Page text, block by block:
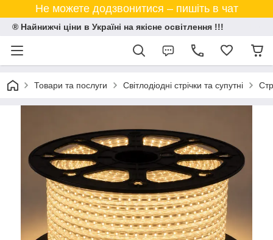
Не можете додзвонитися – пишіть в чат
® Найнижчі ціни в Україні на якісне освітлення !!!
Товари та послуги Світлодіодні стрічки та супутні